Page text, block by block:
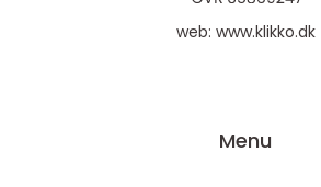
web: www.klikko.dk
Menu